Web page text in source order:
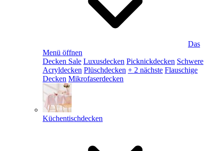
Das
Menü öffnen
Decken Sale Luxusdecken Picknickdecken Schwere
Acryldecken Plüschdecken + 2 nächste Flauschige
Decken Mikrofaserdecken
Küchentischdecken